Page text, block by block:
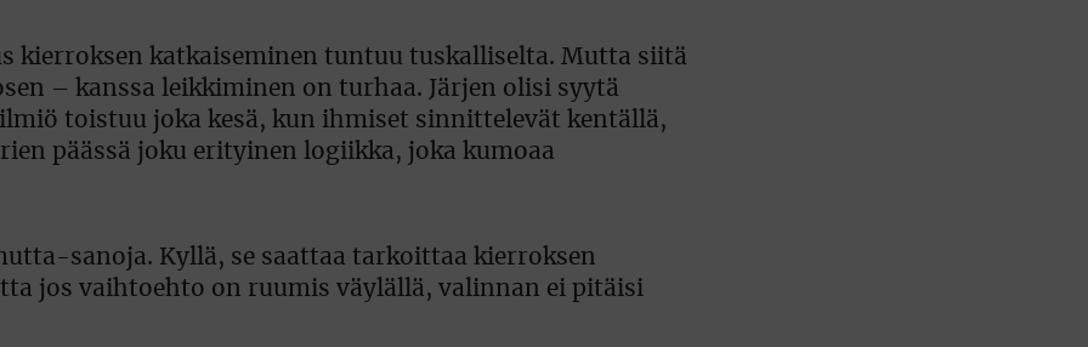
kierroksen katkaiseminen tuntuu tuskalliselta. Mutta siitä
– kanssa leikkiminen on turhaa. Järjen olisi syytä
toistuu joka kesä, kun ihmiset sinnittelevät kentällä,
päässä joku erityinen logiikka, joka kumoaa
sanoja. Kyllä, se saattaa tarkoittaa kierroksen
jos vaihtoehto on ruumis väylällä, valinnan ei pitäisi